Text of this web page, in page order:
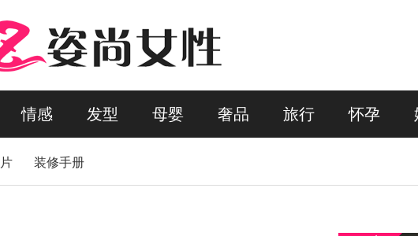
情感 发型 母婴 奢品 旅行 怀孕
装修手册